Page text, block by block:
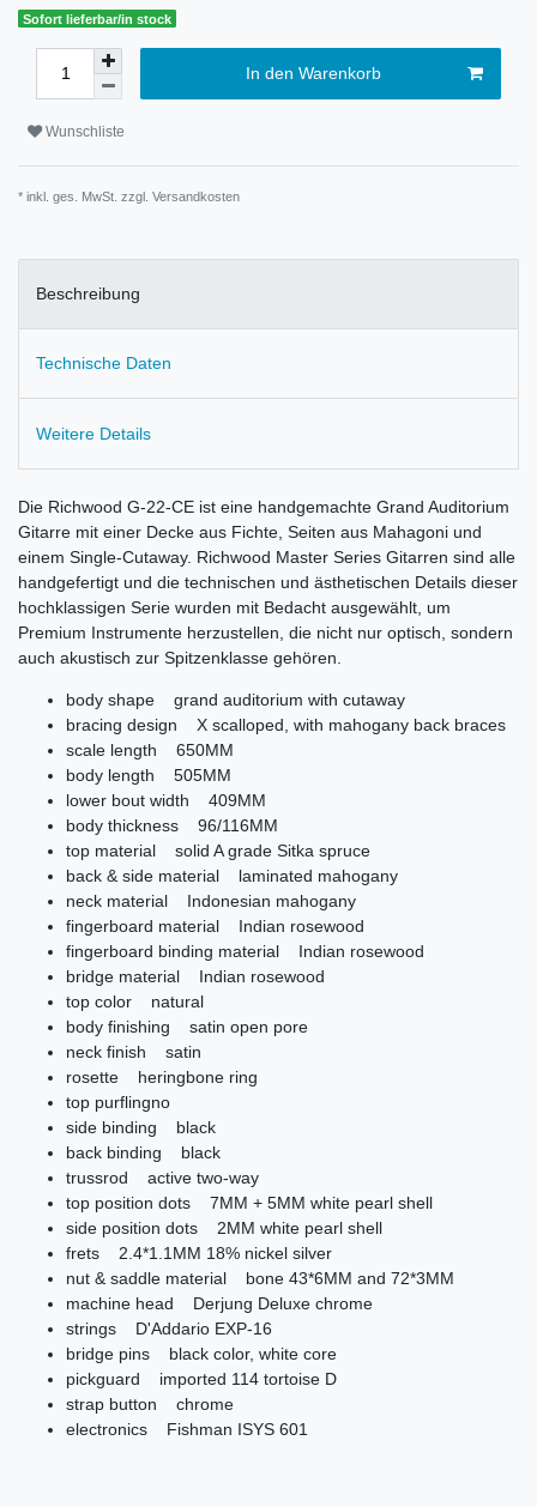
Sofort lieferbar/in stock
In den Warenkorb
Wunschliste
* inkl. ges. MwSt. zzgl. Versandkosten
Beschreibung
Technische Daten
Weitere Details
Die Richwood G-22-CE ist eine handgemachte Grand Auditorium
Gitarre mit einer Decke aus Fichte, Seiten aus Mahagoni und
einem Single-Cutaway. Richwood Master Series Gitarren sind alle
handgefertigt und die technischen und ästhetischen Details dieser
hochklassigen Serie wurden mit Bedacht ausgewählt, um
Premium Instrumente herzustellen, die nicht nur optisch, sondern
auch akustisch zur Spitzenklasse gehören.
body shape grand auditorium with cutaway
bracing design X scalloped, with mahogany back braces
scale length 650MM
body length 505MM
lower bout width 409MM
body thickness 96/116MM
top material solid A grade Sitka spruce
back & side material laminated mahogany
neck material Indonesian mahogany
fingerboard material Indian rosewood
fingerboard binding material Indian rosewood
bridge material Indian rosewood
top color natural
body finishing satin open pore
neck finish satin
rosette heringbone ring
top purflingno
side binding black
back binding black
trussrod active two-way
top position dots 7MM + 5MM white pearl shell
side position dots 2MM white pearl shell
frets 2.4*1.1MM 18% nickel silver
nut & saddle material bone 43*6MM and 72*3MM
machine head Derjung Deluxe chrome
strings D'Addario EXP-16
bridge pins black color, white core
pickguard imported 114 tortoise D
strap button chrome
electronics Fishman ISYS 601